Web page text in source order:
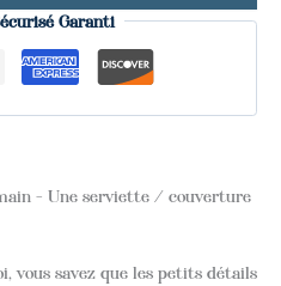
Garanti
- Une serviette / couverture
vous savez que les petits détails